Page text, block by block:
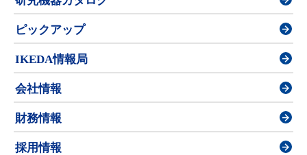
ピックアップ
IKEDA情報局
会社情報
財務情報
採用情報